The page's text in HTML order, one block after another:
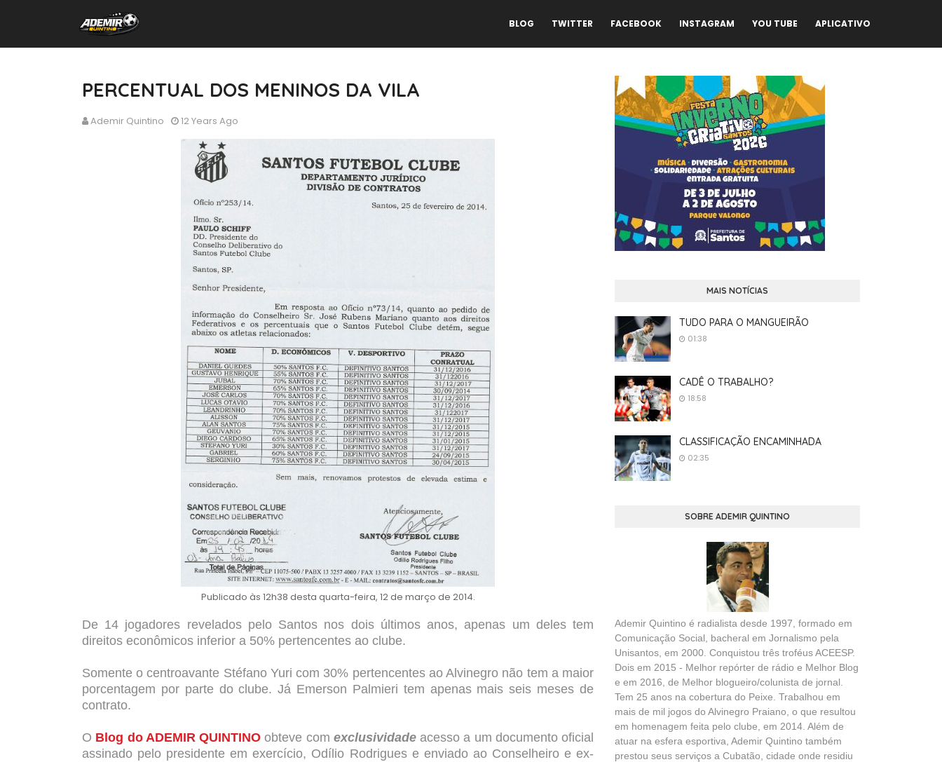
BLOG TWITTER FACEBOOK INSTAGRAM YOU TUBE APLICATIVO
PERCENTUAL DOS MENINOS DA VILA
Ademir Quintino 12 Years Ago
Publicado às 12h38 desta quarta-feira, 12 de março de 2014.
De 14 jogadores revelados pelo Santos nos dois últimos anos, apenas um deles tem
direitos econômicos inferior a 50% pertencentes ao clube.
Somente o centroavante Stéfano Yuri com 30% pertencentes ao Alvinegro não tem a maior
porcentagem por parte do clube. Já Emerson Palmieri tem apenas mais seis meses de
contrato.
O Blog do ADEMIR QUINTINO obteve com exclusividadeacesso a um documento oficial
assinado pelo presidente em exercício, Odílio Rodrigues e enviado ao Conselheiro e ex-
MAIS NOTÍCIAS
TUDO PARA O MANGUEIRÃO
01:38
CADÊ O TRABALHO?
18:58
CLASSIFICAÇÃO ENCAMINHADA
02:35
SOBRE ADEMIR QUINTINO
Ademir Quintino é radialista desde 1997, formado em
Comunicação Social, bacheral em Jornalismo pela
Unisantos, em 2000. Conquistou três troféus ACEESP.
Dois em 2015 - Melhor repórter de rádio e Melhor Blog
e em 2016, de Melhor blogueiro/colunista de jornal.
Tem 25 anos na cobertura do Peixe. Trabalhou em
mais de mil jogos do Alvinegro Praiano, o que resultou
em homenagem feita pelo clube, em 2014. Além de
atuar na esfera esportiva, Ademir Quintino também
prestou seus serviços a Cubatão, cidade onde residiu